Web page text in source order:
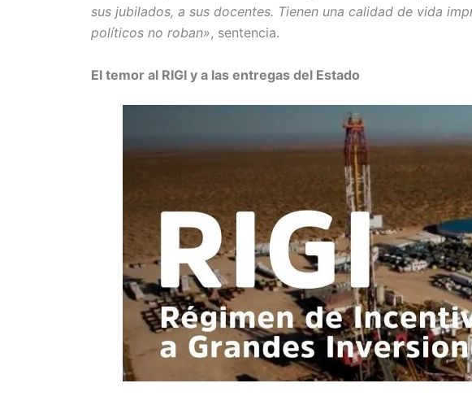
sus jubilados, a sus docentes. Tienen una calidad de vida
políticos no roban», sentencia.
El temor al RIGI y a las entregas del Estado